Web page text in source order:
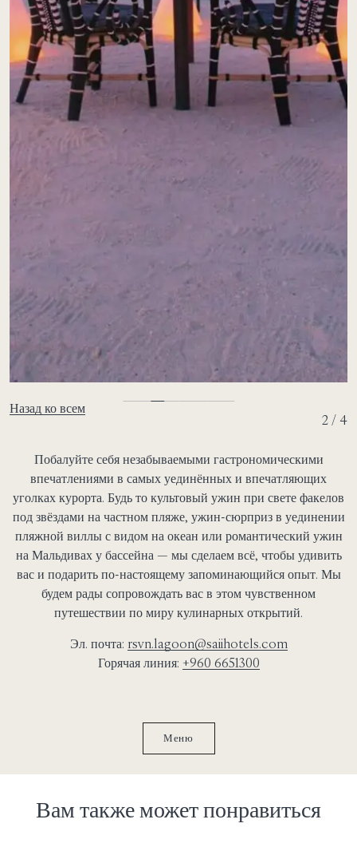
Назад ко всем
2 / 4
Побалуйте себя незабываемыми гастрономическими
впечатлениями в самых уединённых и впечатляющих
уголках курорта. Будь то культовый ужин при свете факелов
под звёздами на частном пляже, ужин-сюрприз в уединении
пляжной виллы с видом на океан или романтический ужин
на Мальдивах у бассейна — мы сделаем всё, чтобы удивить
вас и подарить по-настоящему запоминающийся опыт. Мы
будем рады сопровождать вас в этом чувственном
путешествии по миру кулинарных открытий.
Эл. почта: rsvn.lagoon@saiihotels.com
Горячая линия: +960 6651300
Меню
Вам также может понравиться